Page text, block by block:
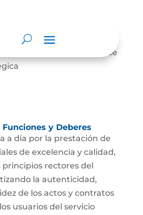
descriptivas de los
escrituración Proceso de
y Deberes
a día por la prestación de
de excelencia y calidad,
rectores del
la autenticidad,
de los actos y contratos
usuarios del servicio